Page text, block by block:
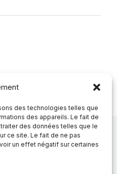
des technologies telles que
des appareils. Le fait de
des données telles que le
ce site. Le fait de ne pas
un effet négatif sur certaines